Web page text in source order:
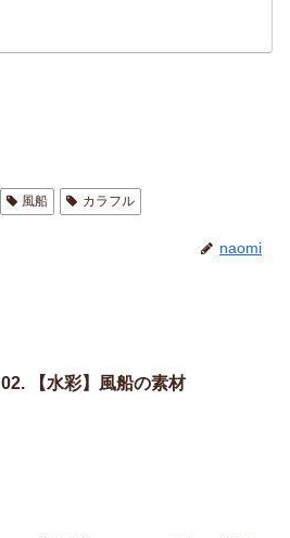
風船 カラフル
naomi
02. 【水彩】風船の素材